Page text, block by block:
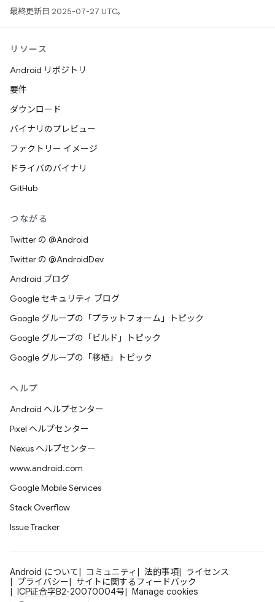
最終更新日 2025-07-27 UTC。
リソース
Android リポジトリ
要件
ダウンロード
バイナリのプレビュー
ファクトリー イメージ
ドライバのバイナリ
GitHub
つながる
Twitter の @Android
Twitter の @AndroidDev
Android ブログ
Google セキュリティ ブログ
Google グループの「プラットフォーム」トピック
Google グループの「ビルド」トピック
Google グループの「移植」トピック
ヘルプ
Android ヘルプセンター
Pixel ヘルプセンター
Nexus ヘルプセンター
www.android.com
Google Mobile Services
Stack Overflow
Issue Tracker
Android について コミュニティ 法的事項
ライセンス
プライバシー
サイトに関するフィードバック
ICP证合字B2-20070004号
Manage cookies